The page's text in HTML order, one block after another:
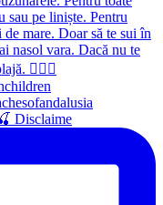
Disclaime